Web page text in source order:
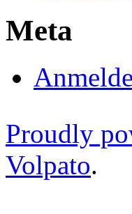
Meta
Proudly
Volpato.